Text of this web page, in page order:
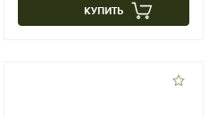
КУПИТЬ